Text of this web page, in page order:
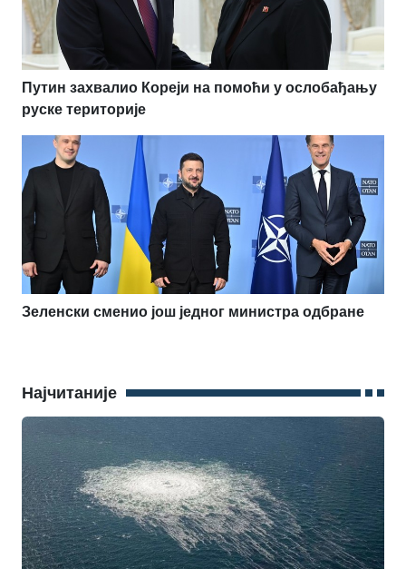
Путин захвалио Кореји на помоћи у ослобађању
руске територије
Зеленски сменио још једног министра одбране
Најчитаније